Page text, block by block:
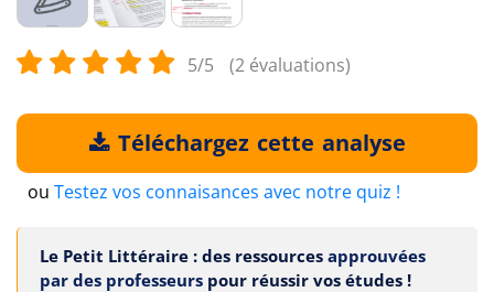
5/5 (2 évaluations)
Téléchargez cette analyse
ou Testez vos connaisances avec notre quiz !
Le Petit Littéraire : des ressources approuvées
par des professeurs pour réussir vos études !